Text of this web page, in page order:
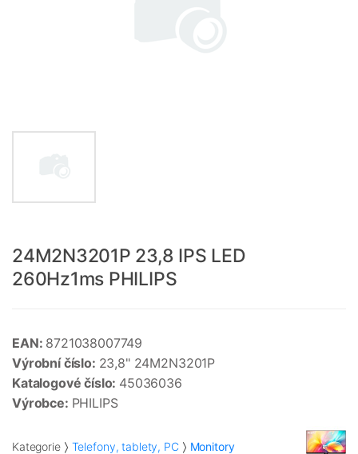
24M2N3201P 23,8 IPS LED
260Hz1ms PHILIPS
EAN: 8721038007749
Výrobní číslo: 23,8" 24M2N3201P
Katalogové číslo: 45036036
Výrobce: PHILIPS
Kategorie Telefony, tablety, PC Monitory